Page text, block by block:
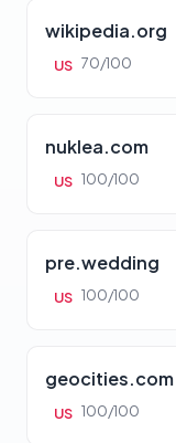
wikipedia.org
US 70/100
nuklea.com
US 100/100
pre.wedding
US 100/100
geocities.com
US 100/100